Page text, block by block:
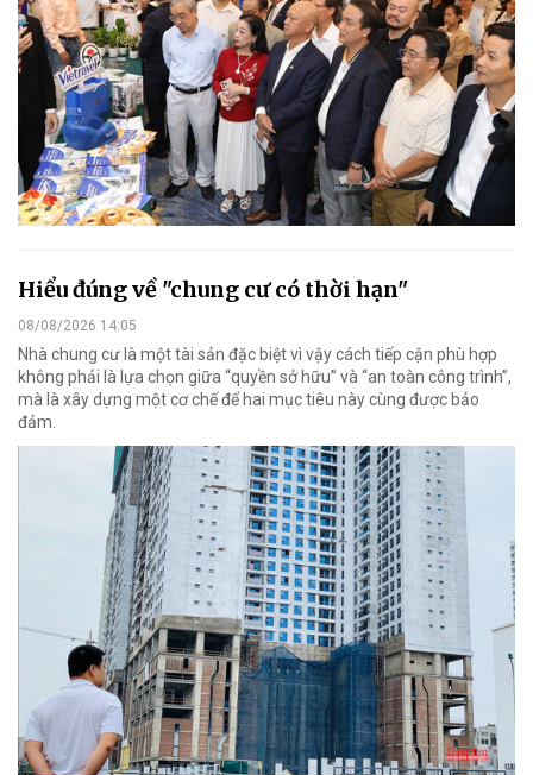
Hiểu đúng về "chung cư có thời hạn"
08/08/2026 14:05
Nhà chung cư là một tài sản đặc biệt vì vậy cách tiếp cận phù hợp
không phải là lựa chọn giữa “quyền sở hữu” và “an toàn công trình”,
mà là xây dựng một cơ chế để hai mục tiêu này cùng được bảo
đảm.